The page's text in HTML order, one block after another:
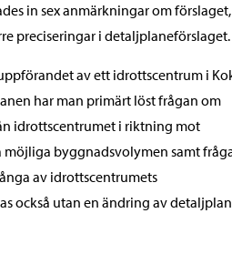
in sex anmärkningar om
preciseringar i detaljplaneförslaget.
av ett idrottscentrum i
har man primärt löst frågan om
idrottscentrumet i riktning mot
möjliga byggnadsvolymen samt
av idrottscentrumets
också utan en ändring av